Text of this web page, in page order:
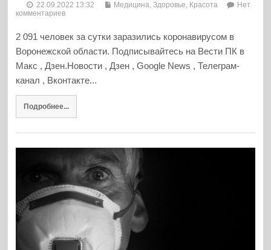
22.09.2022 13:32 Медицина, Здоровье, Красота
Нет
комментариев
2 091 человек за сутки заразились коронавирусом в
Воронежской области. Подписывайтесь на Вести ПК в
Макс , Дзен.Новости , Дзен , Google News , Телеграм-
канал , Вконтакте...
Подробнее...